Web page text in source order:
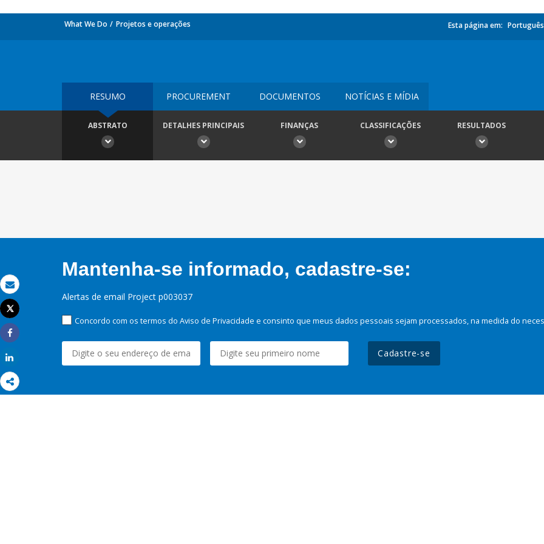
Email
Imprimir
Tweet
Share
What We Do Projetos e operações Esta página em: Português
RESUMO PROCUREMENT DOCUMENTOS NOTÍCIAS E MÍDIA
ABSTRATO DETALHES PRINCIPAIS FINANÇAS CLASSIFICAÇÕES RESULTADOS
Mantenha-se informado, cadastre-se:
Alertas de email Project p003037
Concordo com os termos do Aviso de Privacidade e consinto que meus dados pessoais sejam processados, na medida do
Cadastre-se